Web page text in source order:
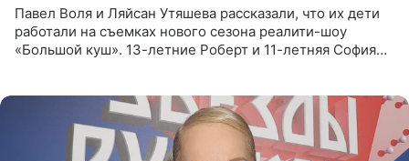
Павел Воля и Ляйсан Утяшева рассказали, что их дети
работали на съемках нового сезона реалити-шоу
«Большой куш». 13-летние Роберт и 11-летняя София